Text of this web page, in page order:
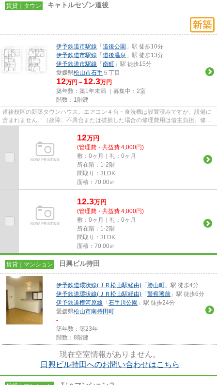
賃貸｜タウン キャトルセゾン道後
伊予鉄道市駅線 「 道後公園 」駅 徒歩10分
伊予鉄道市駅線 「 道後温泉 」駅 徒歩13分
伊予鉄道市駅線 「 南町 」駅 徒歩15分
愛媛県松山市石手 ５丁目
12万円～ 12.3万円
築年数：築1年未満 ｜募集中： 2室
階数：1階建
道後校区の新築タウンハウス。エアコン４台・食洗機は設置済みですが、設備に
含まれません。（故障、不具合または破損した場合の修理費用は借主負担。修理
12万円
(管理費・共益費 4,000円)
敷：0ヶ月｜礼：0ヶ月
所在階：1-2階
間取り：3LDK
面積：70.00㎡
12.3万円
(管理費・共益費 4,000円)
敷：0ヶ月｜礼：0ヶ月
所在階：1-2階
間取り：3LDK
面積：70.00㎡
賃貸｜マンション 日興ビル持田
伊予鉄道環状線(ＪＲ松山駅経由) 「 勝山町 」駅 徒歩4分
伊予鉄道環状線(ＪＲ松山駅経由) 「 警察署前 」駅 徒歩6分
伊予鉄道横河原線 「 石手川公園 」駅 徒歩24分
愛媛県松山市南持田町
-
築年数：築23年
階数：8階建
現在空室情報がありません。
日興ビル持田へのお問い合わせはこちら